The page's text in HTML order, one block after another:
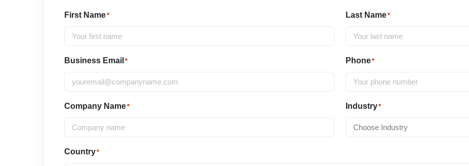
First Name* Last Name*
Business Email * Phone*
Company Name* Industry*
Country*